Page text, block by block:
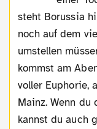
steht Borussia
noch auf dem
umstellen
kommst am
voller Euphorie,
Mainz. Wenn du
kannst du auch